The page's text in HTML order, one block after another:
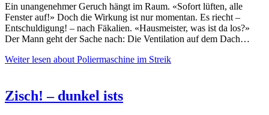
Ein unangenehmer Geruch hängt im Raum. «Sofort lüften, alle
Fenster auf!» Doch die Wirkung ist nur momentan. Es riecht –
Entschuldigung! – nach Fäkalien. «Hausmeister, was ist da los?»
Der Mann geht der Sache nach: Die Ventilation auf dem Dach…
Weiter lesen about Poliermaschine im Streik
Zisch! – dunkel ists